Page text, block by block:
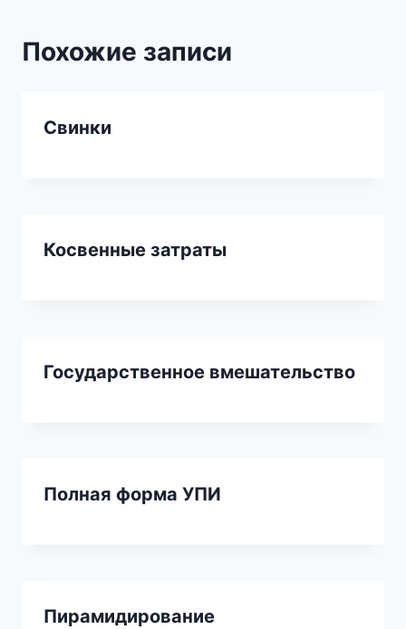
Похожие записи
Свинки
Косвенные затраты
Государственное вмешательство
Полная форма УПИ
Пирамидирование